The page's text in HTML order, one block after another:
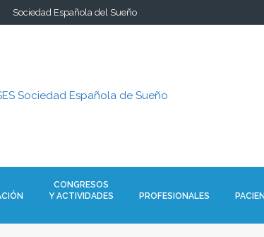
Sociedad Española del Sueño
CONGRESOS
Y ACTIVIDADES
PROFESIONALES